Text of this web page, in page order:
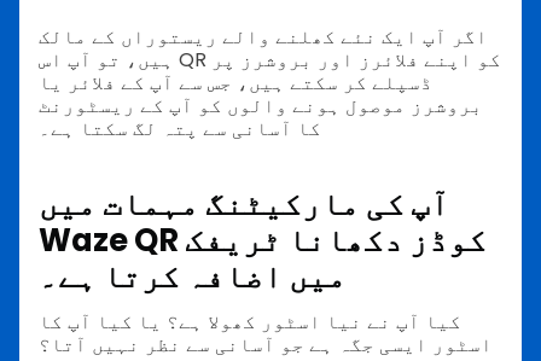
اگر آپ ایک نئے کھلنے والے ریستوراں کے مالک
ہیں، تو آپ اس QR کو اپنے فلائرز اور بروشرز پر
ڈسپلے کر سکتے ہیں، جس سے آپ کے فلائر یا
بروشرز موصول ہونے والوں کو آپ کے ریسٹورنٹ
کا آسانی سے پتہ لگ سکتا ہے۔
آپ کی مارکیٹنگ مہمات میں
Waze QR کوڈز دکھانا ٹریفک
میں اضافہ کرتا ہے۔
کیا آپ نے نیا اسٹور کھولا ہے؟ یا کیا آپ کا
اسٹور ایسی جگہ ہے جو آسانی سے نظر نہیں آتا؟